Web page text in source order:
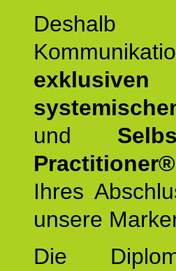
Deshalb
und
Ihres
unsere
Die